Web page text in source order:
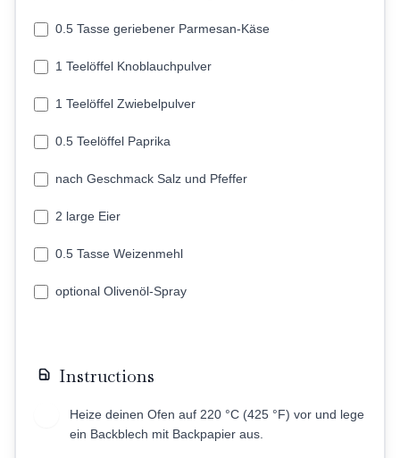
0.5 Tasse geriebener Parmesan-Käse
1 Teelöffel Knoblauchpulver
1 Teelöffel Zwiebelpulver
0.5 Teelöffel Paprika
nach Geschmack Salz und Pfeffer
2 large Eier
0.5 Tasse Weizenmehl
optional Olivenöl-Spray
Instructions
Heize deinen Ofen auf 220 °C (425 °F) vor und lege
ein Backblech mit Backpapier aus.